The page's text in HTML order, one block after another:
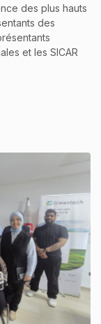
des plus hauts
des
et les SICAR